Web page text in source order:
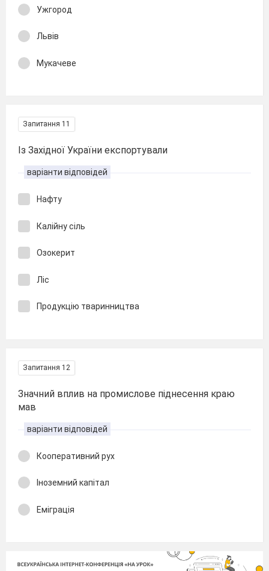
Ужгород
Львів
Мукачеве
Запитання 11
Із Західної України експортували
варіанти відповідей
Нафту
Калійну сіль
Озокерит
Ліс
Продукцію тваринництва
Запитання 12
Значний вплив на промислове піднесення краю
мав
варіанти відповідей
Кооперативний рух
Іноземний капітал
Еміграція